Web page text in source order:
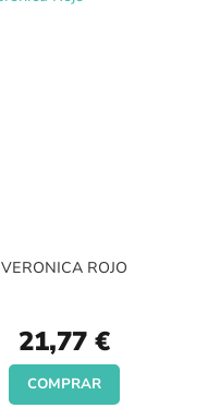
VERONICA ROJO
21,77 €
COMPRAR